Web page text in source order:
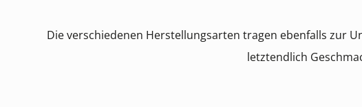
Die verschiedenen Herstellungsarten tragen ebenfalls zur
letztendlich